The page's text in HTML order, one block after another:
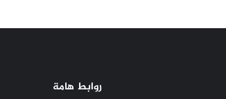
روابط هامة